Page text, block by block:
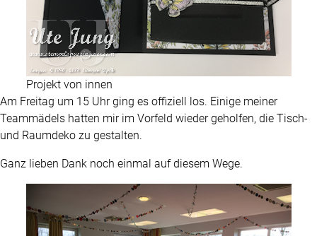
Projekt von innen
Am Freitag um 15 Uhr ging es offiziell los. Einige meiner
Teammädels hatten mir im Vorfeld wieder geholfen, die Tisch-
und Raumdeko zu gestalten.
Ganz lieben Dank noch einmal auf diesem Wege.